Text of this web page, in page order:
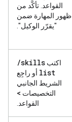
القواعد . تأكَّد من
ظهور المهارة ضمن
"يقرّر الوكيل".
اكتب /skills
list أو راجِع
الشريط الجانبي
التخصيصات >
القواعد